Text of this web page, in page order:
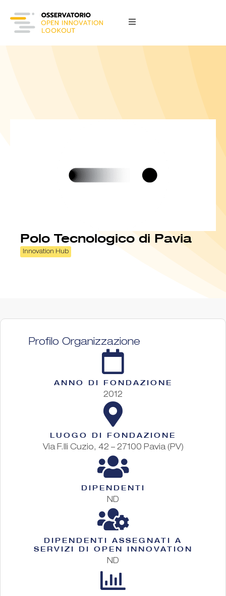
Polo Tecnologico di Pavia
Innovation Hub
Profilo Organizzazione
ANNO DI FONDAZIONE
2012
LUOGO DI FONDAZIONE
Via F.lli Cuzio, 42 – 27100 Pavia (PV)
DIPENDENTI
ND
DIPENDENTI ASSEGNATI A
SERVIZI DI OPEN INNOVATION
ND